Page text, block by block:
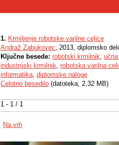
1 - 1 / 1
1. Krmiljenje robotske varilne celice
Andraž Zabukovec, 2013, diplomsko
Ključne besede: robotski krmilnik,
industrijski krmilnik, robotska varilna
informatika, diplomske naloge
Celotno besedilo (datoteka, 2,32 MB)
Na vrh